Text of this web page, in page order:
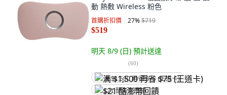
動 熱敷 Wireless 粉色
首購折扣價 27%$719
$519
明天 8/9 (日) 預計送達
(60)
满 $1,500 再省 $75 (王道卡)
$21 酷澎幣回饋